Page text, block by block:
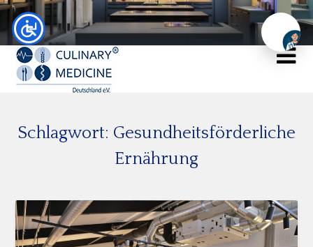
Schlagwort: Gesundheitsförderliche
Ernährung
Chat